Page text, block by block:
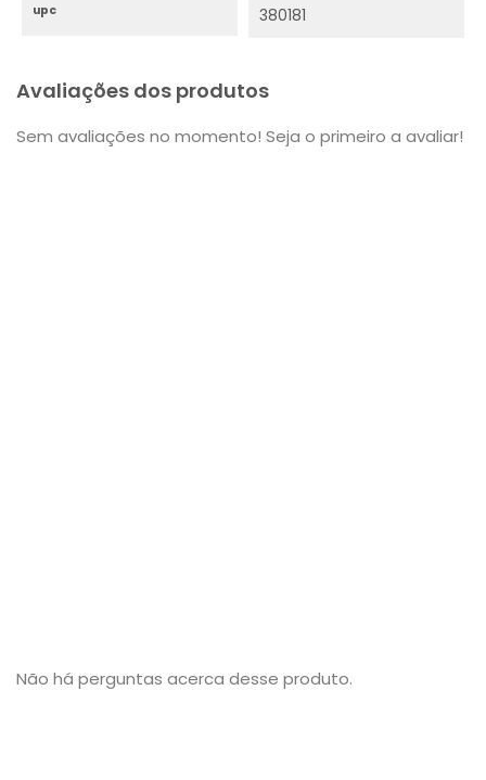
upc 380181
Avaliações dos produtos
Sem avaliações no momento! Seja o primeiro a avaliar!
Não há perguntas acerca desse produto.